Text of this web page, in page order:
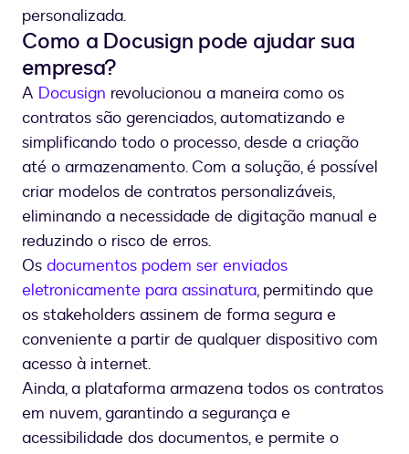
personalizada.
Como a Docusign pode ajudar sua
empresa?
A Docusign revolucionou a maneira como os
contratos são gerenciados, automatizando e
simplificando todo o processo, desde a criação
até o armazenamento. Com a solução, é possível
criar modelos de contratos personalizáveis,
eliminando a necessidade de digitação manual e
reduzindo o risco de erros.
Os documentos podem ser enviados
eletronicamente para assinatura, permitindo que
os stakeholders assinem de forma segura e
conveniente a partir de qualquer dispositivo com
acesso à internet.
Ainda, a plataforma armazena todos os contratos
em nuvem, garantindo a segurança e
acessibilidade dos documentos, e permite o